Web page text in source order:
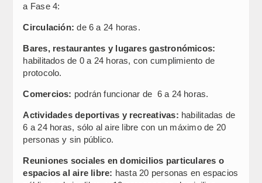
a Fase 4:
Circulación:de 6 a 24 horas.
Bares, restaurantes y lugares gastronómicos:
habilitados de 0 a 24 horas, con cumplimiento de
protocolo.
Comercios: podrán funcionar de 6 a 24 horas.
Actividades deportivas y recreativas: habilitadas de
6 a 24 horas, sólo al aire libre con un máximo de 20
personas y sin público.
Reuniones sociales en domicilios particulares o
espacios al aire libre: hasta 20 personas en espacios